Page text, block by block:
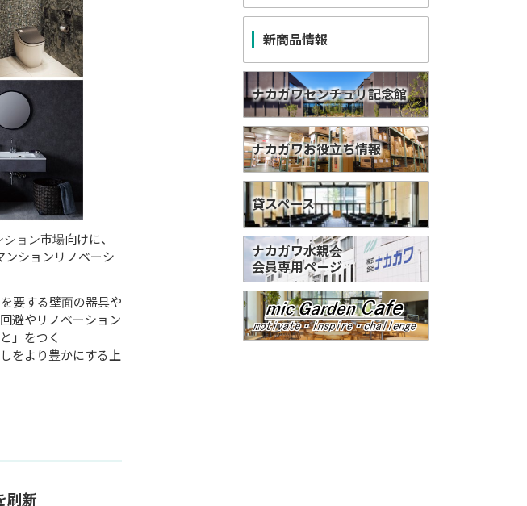
ョン市場向けに、
ンションリノベーシ
要する壁面の器具や
避やリノベーション
」をつく
をより豊かにする上
刷新
新商品情報
ナカガワセンチュリ記念館
ナカガワお役立ち情報
貸スペース
ナカガワ水親会
会員専用ページ